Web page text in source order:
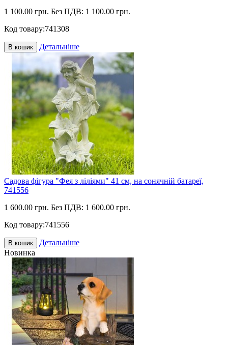
1 100.00 грн. Без ПДВ: 1 100.00 грн.
Код товару:741308
В кошик Детальніше
Садова фігура "Фея з ліліями" 41 см, на сонячній батареї,
741556
1 600.00 грн. Без ПДВ: 1 600.00 грн.
Код товару:741556
В кошик
Детальніше
Новинка